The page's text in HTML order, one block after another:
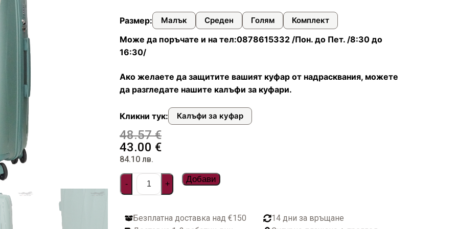
чантикожа
и водоустойчиви
и документи
пътуване
пътнически бутилки
куфари
Размер: Малък Среден Голям Комплект
Може да поръчате и на тел:0878615332 /Пон. до Пет. /8:30 до
16:30/
Ако желаете да защитите вашият куфар от надрасквания, можете
да разгледате нашите калъфи за куфари.
Кликни тук: Калъфи за куфар
48.57€
43.00 €
84.10 лв.
- + Добави
Безплатна доставка над €150
14 дни за връщане